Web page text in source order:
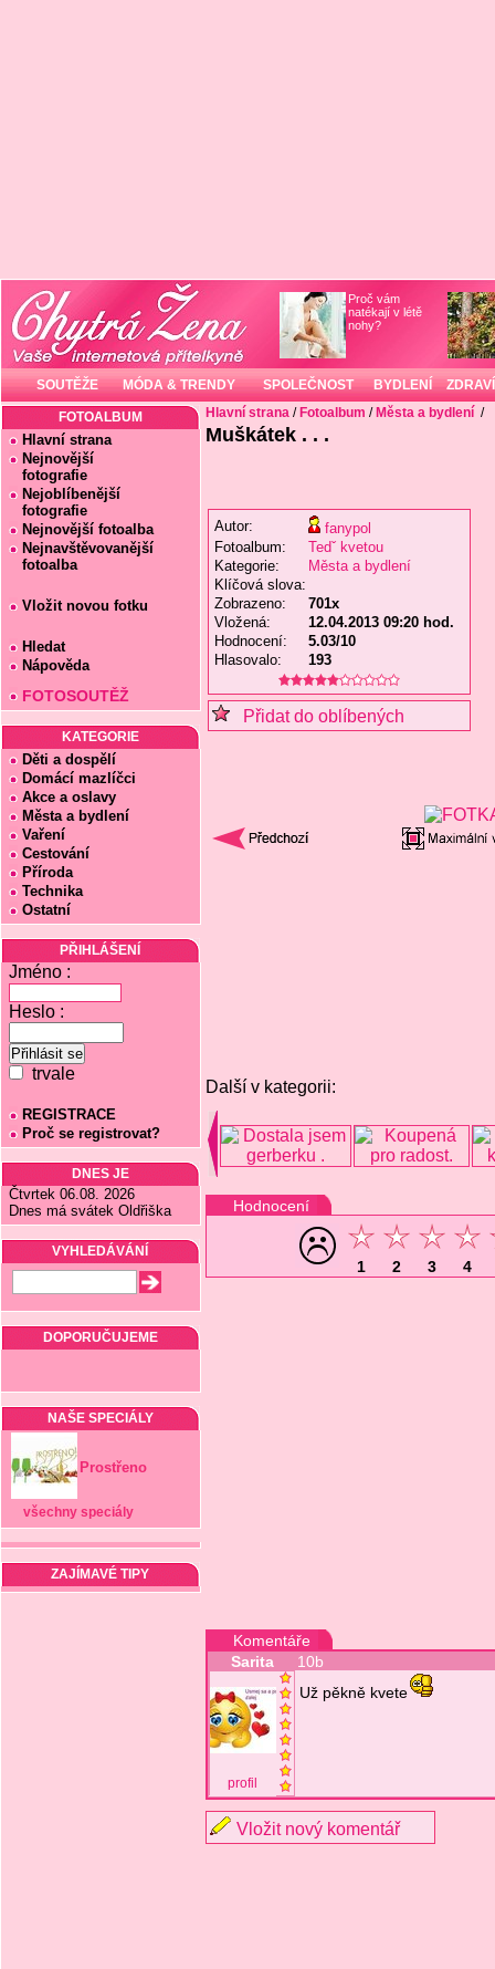
Proč vám
natékají v létě
nohy?
SOUTĚŽE MÓDA & TRENDY SPOLEČNOST BYDLENÍ ZDRAVÍ
FOTOALBUM
Hlavní strana
Nejnovější
fotografie
Nejoblíbenější
fotografie
Nejnovější fotoalba
Nejnavštěvovanější
fotoalba
Vložit novou fotku
Hledat
Nápověda
FOTOSOUTĚŽ
KATEGORIE
Děti a dospělí
Domácí mazlíčci
Akce a oslavy
Města a bydlení
Vaření
Cestování
Příroda
Technika
Ostatní
PŘIHLÁŠENÍ
Jméno :
Heslo :
trvale
REGISTRACE
Proč se registrovat?
DNES JE
Čtvrtek 06.08. 2026
Dnes má svátek Oldřiška
VYHLEDÁVÁNÍ
DOPORUČUJEME
NAŠE SPECIÁLY
Prostřeno
všechny speciály
ZAJÍMAVÉ TIPY
Hlavní strana / Fotoalbum / Města a bydlení /
Muškátek . . .
Autor:
fanypol
Fotoalbum:
Tedˇ kvetou
Kategorie:
Města a bydlení
Klíčová slova:
Zobrazeno:
701x
Vložená:
12.04.2013 09:20 hod.
Hodnocení:
5.03/10
Hlasovalo:
193
Přidat do oblíbených
Další v kategorii:
Hodnocení
1 2 3 4
Komentáře
Sarita
10b
profil
Už pěkně kvete
Vložit nový komentář